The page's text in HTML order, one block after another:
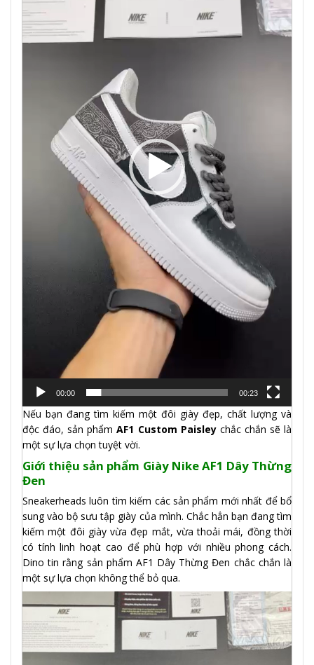
00:00 00:23
Nếu bạn đang tìm kiếm một đôi giày đẹp, chất lượng và
độc đáo, sản phẩmAF1 Custom Paisleychắc chắn sẽ là
một sự lựa chọn tuyệt vời.
Giới thiệu sản phẩm Giày Nike AF1 Dây Thừng
Đen
Sneakerheads luôn tìm kiếm các sản phẩm mới nhất để bổ
sung vào bộ sưu tập giày của mình. Chắc hẳn bạn đang tìm
kiếm một đôi giày vừa đẹp mắt, vừa thoải mái, đồng thời
có tính linh hoạt cao để phù hợp với nhiều phong cách.
Dino tin rằng sản phẩm AF1 Dây Thừng Đen chắc chắn là
một sự lựa chọn không thể bỏ qua.